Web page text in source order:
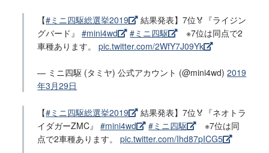
【#ミニ四駆総選挙2019
結果発表】7位🏅『ライジン
グバード』#mini4wd #ミニ四駆
※7位は同点で2
車種あります。pic.twitter.com/2WfY7J09Yk
— ミニ四駆 (タミヤ) 公式アカウント (@mini4wd)2019
年3月29日
【#ミニ四駆総選挙2019
結果発表】7位🏅『ネオトラ
イダガーZMC』#mini4wd #ミニ四駆
※7位は同
点で2車種あります。pic.twitter.com/Ihd87pICG5